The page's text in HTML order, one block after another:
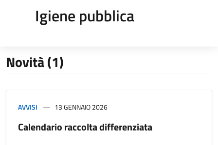
Igiene pubblica
Novità (1)
AVVISI 13 GENNAIO 2026
Calendario raccolta differenziata